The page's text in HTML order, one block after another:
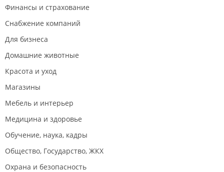
Финансы и страхование
Снабжение компаний
Для бизнеса
Домашние животные
Красота и уход
Магазины
Мебель и интерьер
Медицина и здоровье
Обучение, наука, кадры
Общество, Государство, ЖКХ
Охрана и безопасность